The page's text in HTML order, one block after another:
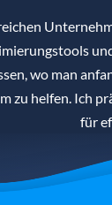
wo man
zu helfen. Ich
für